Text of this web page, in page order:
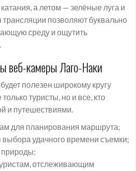
а летом — зелёные луга и
позволяют буквально
среду и ощутить
веб-камеры Лаго-Наки
полезен широкому кругу
туристы, но и все, кто
и путешествиями.
для планирования маршрута;
удачного времени съемки;
природы;
отслеживающим